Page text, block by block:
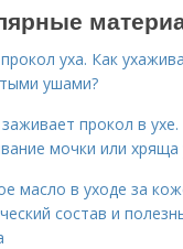
уха. Как
ушами?
прокол в ухе.
мочки или хряща
масло в уходе за
состав и